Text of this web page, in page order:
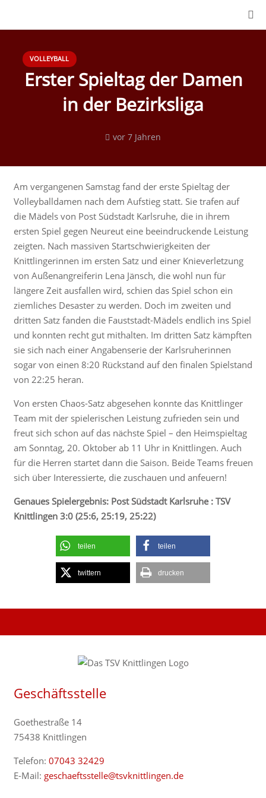
VOLLEYBALL
Erster Spieltag der Damen
in der Bezirksliga
vor 7 Jahren
Am vergangenen Samstag fand der erste Spieltag der
Volleyballdamen nach dem Aufstieg statt. Sie trafen auf
die Mädels von Post Südstadt Karlsruhe, die in ihrem
ersten Spiel gegen Neureut eine beeindruckende Leistung
zeigten. Nach massiven Startschwierigkeiten der
Knittlingerinnen im ersten Satz und einer Knieverletzung
von Außenangreiferin Lena Jänsch, die wohl nun für
längere Zeit ausfallen wird, schien das Spiel schon ein
ziemliches Desaster zu werden. Doch im zweiten und
dritten Satz fanden die Fauststadt-Mädels endlich ins Spiel
und konnten recht gut mithalten. Im dritten Satz kämpften
sie sich nach einer Angabenserie der Karlsruherinnen
sogar von einen 8:20 Rückstand auf den finalen Spielstand
von 22:25 heran.
Von ersten Chaos-Satz abgesehen konnte das Knittlinger
Team mit der spielerischen Leistung zufrieden sein und
freut sich schon auf das nächste Spiel – den Heimspieltag
am Sonntag, 20. Oktober ab 11 Uhr in Knittlingen. Auch
für die Herren startet dann die Saison. Beide Teams freuen
sich über Interessierte, die zuschauen und anfeuern!
Genaues Spielergebnis: Post Südstadt Karlsruhe : TSV
Knittlingen 3:0 (25:6, 25:19, 25:22)
teilen teilen
twittern drucken
Geschäftsstelle
Goethestraße 14
75438 Knittlingen
Telefon: 07043 32429
E-Mail: geschaeftsstelle@tsvknittlingen.de